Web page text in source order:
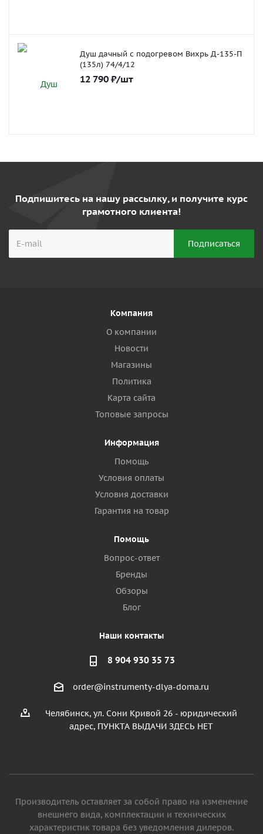
Душ дачный с подогревом Вихрь Д-135-П
(135л) 74/4/12
12 790 ₽/шт
Подпишитесь на нашу рассылку, и получите курс
грамотного клиента!
Компания
О компании
Новости
Магазины
Политика
Карта сайта
Топовые запросы
Информация
Помощь
Условия оплаты
Условия доставки
Гарантия на товар
Помощь
Вопрос-ответ
Бренды
Обзоры
Блог
Наши контакты
8 904 930 35 73
order@instrumenty-dlya-doma.ru
Челябинск, ул. Сони Кривой 26 - юридический
адрес, ПУНКТА ВЫДАЧИ ЗДЕСЬ НЕТ
Производитель оставляет за собой право на изменение
внешнего вида, комплектации и технических
характеристик товара без уведомления дилеров.